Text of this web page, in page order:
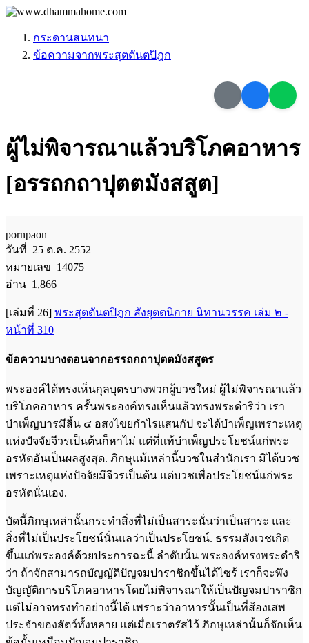
กระดานสนทนา
ข้อความจากพระสุตตันตปิฎก
ผู้ไม่พิจารณาแล้วบริโภคอาหาร
[อรรถกถาปุตตมังสสูต]
pornpaon
วันที่ 25 ต.ค. 2552
หมายเลข 14075
อ่าน 1,866
[เล่มที่ 26] พระสุตตันตปิฎก สังยุตตนิกาย นิทานวรรค เล่ม ๒ -
หน้าที่ 310
ข้อความบางตอนจากอรรถกถาปุตตมังสสูตร
พระองค์ได้ทรงเห็นกุลบุตรบางพวกผู้บวชใหม่ ผู้ไม่พิจารณาแล้ว
บริโภคอาหาร ครั้นพระองค์ทรงเห็นแล้วทรงพระดำริว่า เรา
บำเพ็ญบารมีสิ้น ๔ อสงไขยกำไรแสนกัป จะได้บำเพ็ญเพราะเหตุ
แห่งปัจจัยจีวรเป็นต้นก็หาไม่ แต่ที่แท้บำเพ็ญประโยชน์แก่พระ
อรหัตอันเป็นผลสูงสุด. ภิกษุแม้เหล่านี้บวชในสำนักเรา มิได้บวช
เพราะเหตุแห่งปัจจัยมีจีวรเป็นต้น แต่บวชเพื่อประโยชน์แก่พระ
อรหัตนั่นเอง.
บัดนี้ภิกษุเหล่านั้นกระทำสิ่งที่ไม่เป็นสาระนั่นว่าเป็นสาระ และ
สิ่งที่ไม่เป็นประโยชน์นั่นแลว่าเป็นประโยชน์. ธรรมสังเวชเกิด
ขึ้นแก่พระองค์ด้วยประการฉะนี้ ลำดับนั้น พระองค์ทรงพระดำริ
ว่า ถ้าจักสามารถบัญญัติปัญจมปาราชิกขึ้นได้ไซร้ เราก็จะพึง
บัญญัติการบริโภคอาหารโดยไม่พิจารณาให้เป็นปัญจมปาราชิก
แต่ไม่อาจทรงทำอย่างนี้ได้ เพราะว่าอาหารนั้นเป็นที่ส้องเสพ
ประจำของสัตว์ทั้งหลาย แต่เมื่อเราตรัสไว้ ภิกษุเหล่านั้นก็จักเห็น